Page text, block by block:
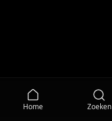
Home Zoeken